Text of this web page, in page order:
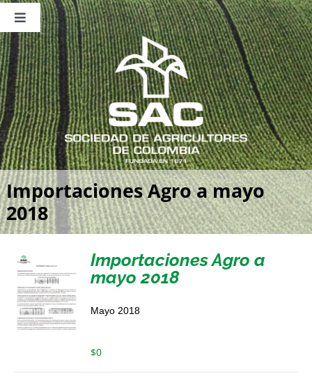
Saltar
contenido
Toggle
Navigation
Nosotros
Publicaciones
Sala de Prensa
Eventos
Importaciones Agro a mayo
2018
Importaciones Agro a
mayo 2018
Mayo 2018
$0